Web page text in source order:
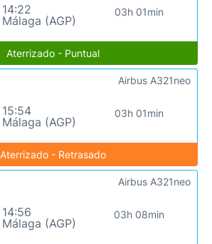
14:22
Málaga (AGP)
03h 01min
Aterrizado - Puntual
15:54
Málaga (AGP)
03h 01min
Airbus A321neo
Aterrizado - Retrasado
14:56
Málaga (AGP)
03h 08min
Airbus A321neo